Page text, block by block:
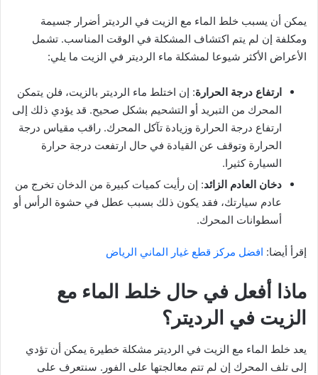
يمكن أن يسبب خلط الماء مع الزيت في الرديتر أضرار جسيمة
ومكلفة إن لم يتم اكتشاف المشكلة في الوقت المناسب. تشمل
الأعراض الأكثر شيوعا لمشكلة ماء الرديتر في الزيت ما يلي:
ارتفاع درجة الحرارة: إن اختلط ماء الرديتر بالزيت، فلن يتمكن
المحرك من التبريد أو التشحيم بشكل صحيح. قد يؤدي ذلك إلى
ارتفاع درجة الحرارة وزيادة تآكل المحرك. راقب مقياس درجة
الحرارة وتوقف عن القيادة في حال ارتفعت درجة حرارة
السيارة كثيرا.
دخان العادم الزائد: إن رأيت كميات كبيرة من الدخان تخرج من
عادم سيارتك، فقد يكون ذلك بسبب عطل في حشوة الرأس أو
أسطوانات المحرك.
إقرأ أيضا: افضل مركز قطع غيار الماني الرياض
ماذا أفعل في حال خلط الماء مع
الزيت في الرديتر؟
يعد خلط الماء مع الزيت في الرديتر مشكلة خطيرة يمكن أن تؤدي
إلى تلف المحرك إن لم تتم معالجتها على الفور. سنتعرف على